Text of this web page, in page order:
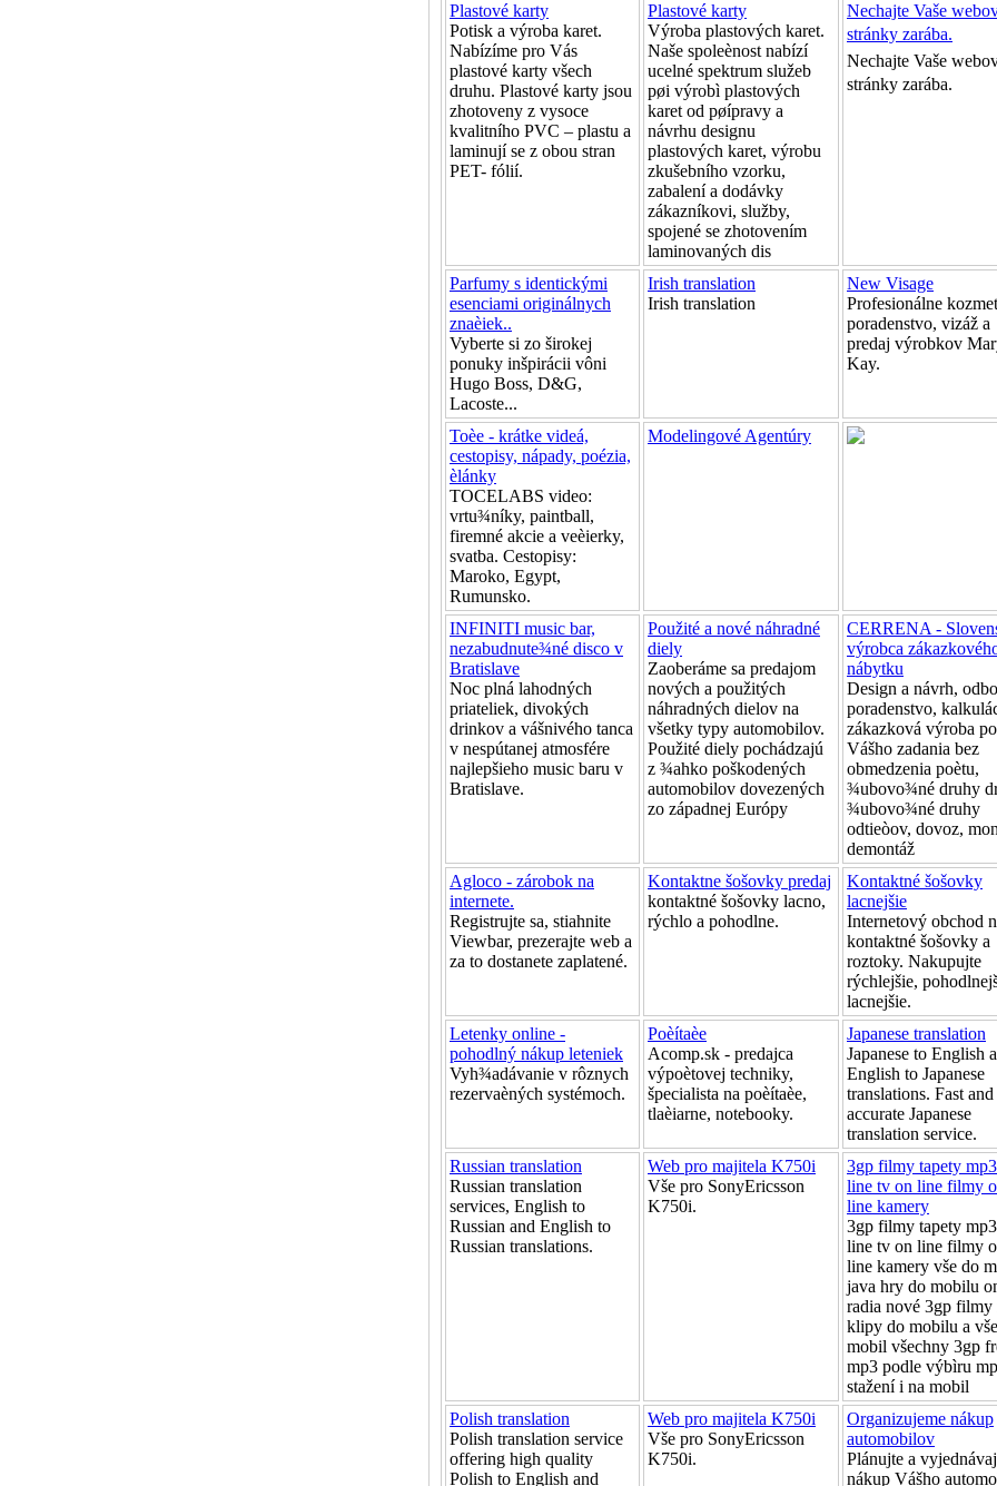
Plastové karty
Potisk a výroba karet.
Nabízíme pro Vás
plastové karty všech
druhu. Plastové karty jsou
zhotoveny z vysoce
kvalitního PVC – plastu a
laminují se z obou stran
PET- fólií.
Plastové karty
Výroba plastových karet.
Naše spoleènost nabízí
ucelné spektrum služeb
pøi výrobì plastových
karet od pøípravy a
návrhu designu
plastových karet, výrobu
zkušebního vzorku,
zabalení a dodávky
zákazníkovi, služby,
spojené se zhotovením
laminovaných dis
Nechajte Vaše
stránky zarába.
Nechajte Vaše
stránky zarába.
Parfumy s identickými
esenciami originálnych
znaèiek..
Vyberte si zo širokej
ponuky inšpirácii vôni
Hugo Boss, D&G,
Lacoste...
Irish translation
Irish translation
New Visage
Profesionálne
poradenstvo, vizáž a
predaj výrobkov
Kay.
Toèe - krátke videá,
cestopisy, nápady, poézia,
èlánky
TOCELABS video:
vrtu¾níky, paintball,
firemné akcie a veèierky,
svatba. Cestopisy:
Maroko, Egypt,
Rumunsko.
Modelingové Agentúry
INFINITI music bar,
nezabudnute¾né disco v
Bratislave
Noc plná lahodných
priateliek, divokých
drinkov a vášnivého tanca
v nespútanej atmosfére
najlepšieho music baru v
Bratislave.
Použité a nové náhradné
diely
Zaoberáme sa predajom
nových a použitých
náhradných dielov na
všetky typy automobilov.
Použité diely pochádzajú
z ¾ahko poškodených
automobilov dovezených
zo západnej Európy
CERRENA -
výrobca
nábytku
Design a návrh,
poradenstvo,
zákazková výroba
Vášho zadania bez
obmedzenia poètu,
¾ubovo¾né druhy
¾ubovo¾né druhy
odtieòov, dovoz,
demontáž
Agloco - zárobok na
internete.
Registrujte sa, stiahnite
Viewbar, prezerajte web a
za to dostanete zaplatené.
Kontaktne šošovky predaj
kontaktné šošovky lacno,
rýchlo a pohodlne.
Kontaktné šošovky
lacnejšie
Internetový obchod
kontaktné šošovky a
roztoky. Nakupujte
rýchlejšie,
lacnejšie.
Letenky online -
pohodlný nákup leteniek
Vyh¾adávanie v rôznych
rezervaèných systémoch.
Poèítaèe
Acomp.sk - predajca
výpoètovej techniky,
špecialista na poèítaèe,
tlaèiarne, notebooky.
Japanese translation
Japanese to English
English to Japanese
translations. Fast and
accurate Japanese
translation service.
Russian translation
Russian translation
services, English to
Russian and English to
Russian translations.
Web pro majitela K750i
Vše pro SonyEricsson
K750i.
3gp filmy tapety
line tv on line filmy
line kamery
3gp filmy tapety
line tv on line filmy
line kamery vše do
java hry do mobilu
radia nové 3gp filmy
klipy do mobilu a
mobil všechny 3gp
mp3 podle výbìru
stažení i na mobil
Polish translation
Polish translation service
offering high quality
Polish to English and
Web pro majitela K750i
Vše pro SonyEricsson
K750i.
Organizujeme nákup
automobilov
Plánujte a
nákup Vášho